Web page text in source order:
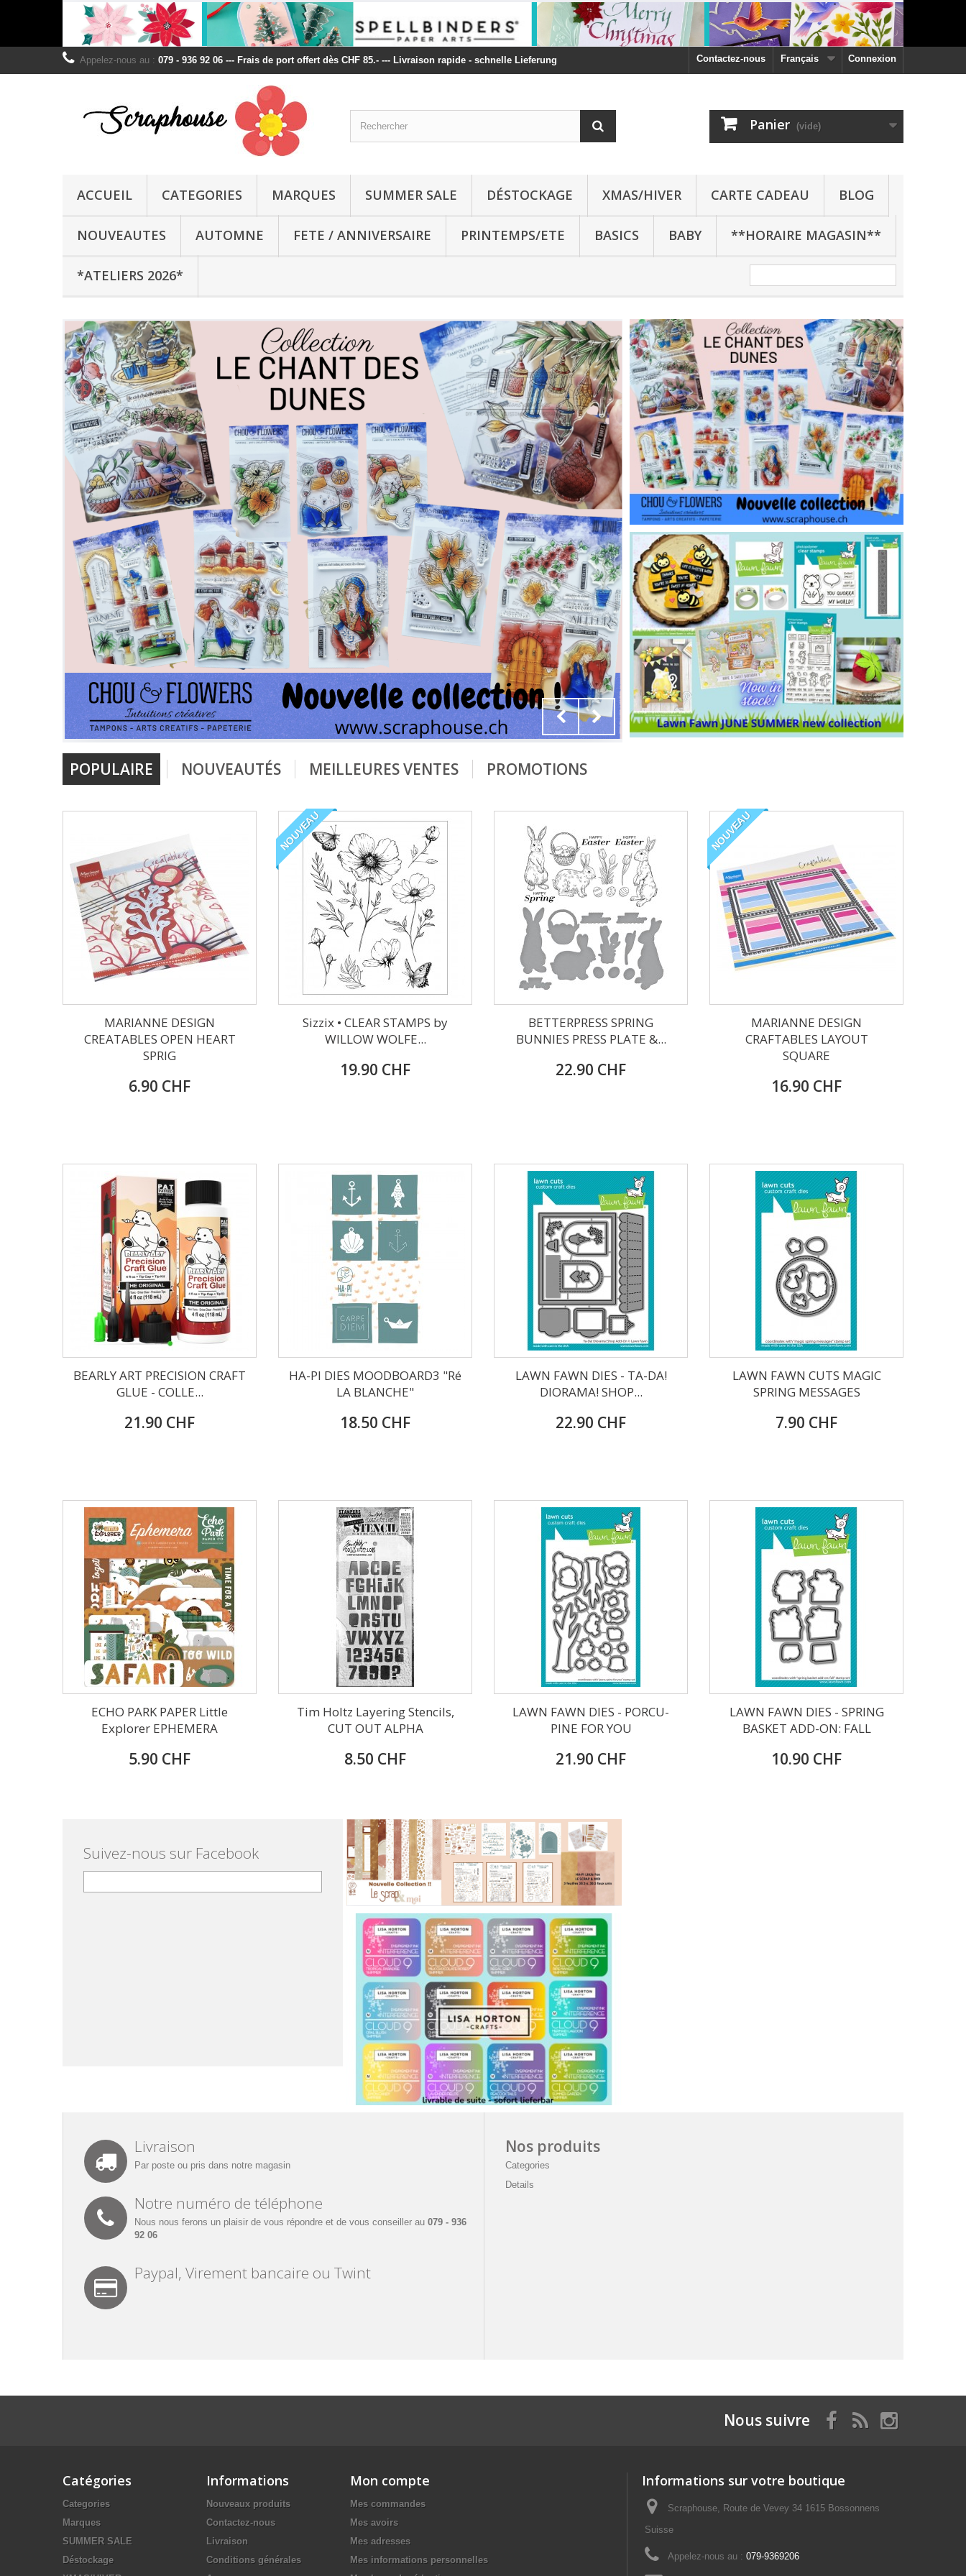
Connexion
Français
Contactez-nous
Appelez-nous au : 079 - 936 92 06 --- Frais de port offert dès CHF 85.- --- Livraison rapide - schnelle Lieferung
Panier (vide)
ACCUEIL CATEGORIES MARQUES SUMMER SALE DÉSTOCKAGE XMAS/HIVER CARTE CADEAU BLOG
NOUVEAUTES AUTOMNE FETE / ANNIVERSAIRE PRINTEMPS/ETE BASICS BABY **HORAIRE MAGASIN**
*ATELIERS 2026*
POPULAIRE NOUVEAUTÉS MEILLEURES VENTES PROMOTIONS
MARIANNE DESIGN
CREATABLES OPEN HEART
SPRIG
6.90 CHF
NOUVEAU
Sizzix • CLEAR STAMPS by
WILLOW WOLFE...
19.90 CHF
BETTERPRESS SPRING
BUNNIES PRESS PLATE &...
22.90 CHF
NOUVEAU
MARIANNE DESIGN
CRAFTABLES LAYOUT
SQUARE
16.90 CHF
BEARLY ART PRECISION CRAFT
GLUE - COLLE...
21.90 CHF
HA-PI DIES MOODBOARD3 "Ré
LA BLANCHE"
18.50 CHF
LAWN FAWN DIES - TA-DA!
DIORAMA! SHOP...
22.90 CHF
LAWN FAWN CUTS MAGIC
SPRING MESSAGES
7.90 CHF
ECHO PARK PAPER Little
Explorer EPHEMERA
5.90 CHF
Tim Holtz Layering Stencils,
CUT OUT ALPHA
8.50 CHF
LAWN FAWN DIES - PORCU-
PINE FOR YOU
21.90 CHF
LAWN FAWN DIES - SPRING
BASKET ADD-ON: FALL
10.90 CHF
Suivez-nous sur Facebook
Livraison
Par poste ou pris dans notre magasin
Notre numéro de téléphone
Nous nous ferons un plaisir de vous répondre et de vous conseiller au 079 - 936
92 06
Paypal, Virement bancaire ou Twint
Nos produits
Categories
Details
Nous suivre
Catégories
Categories
Marques
SUMMER SALE
Déstockage
Informations
Nouveaux produits
Contactez-nous
Livraison
Conditions générales
Mon compte
Mes commandes
Mes avoirs
Mes adresses
Mes informations personnelles
Informations sur votre boutique
Scraphouse, Route de Vevey 34 1615 Bossonnens
Suisse
Appelez-nous au : 079-9369206